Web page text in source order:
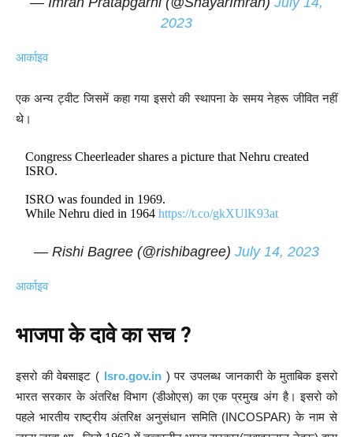
2023
आर्काइव
एक अन्य ट्वीट जिसमें कहा गया इसरो की स्थापना के समय नेहरू जीवित नहीं
थे।
Congress Cheerleader shares a picture that Nehru created
ISRO.
ISRO was founded in 1969.
While Nehru died in 1964https://t.co/gkXUlK93at
— Rishi Bagree (@rishibagree) July 14, 2023
आर्काइव
भाजपा के दावे का सच ?
इसरो की वेबसाइट ( Isro.gov.in ) पर उपलब्ध जानकारी के मुताबिक इसरो
भारत सरकार के अंतरिक्ष विभाग (डीओएस) का एक प्रमुख अंग है। इसरो को
पहले भारतीय राष्ट्रीय अंतरिक्ष अनुसंधान समिति (INCOSPAR) के नाम से